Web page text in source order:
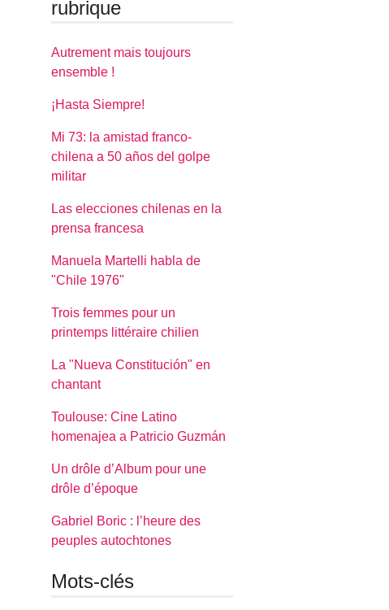
rubrique
Autrement mais toujours
ensemble !
¡Hasta Siempre!
Mi 73: la amistad franco-
chilena a 50 años del golpe
militar
Las elecciones chilenas en la
prensa francesa
Manuela Martelli habla de
"Chile 1976"
Trois femmes pour un
printemps littéraire chilien
La "Nueva Constitución" en
chantant
Toulouse: Cine Latino
homenajea a Patricio Guzmán
Un drôle d’Album pour une
drôle d’époque
Gabriel Boric : l’heure des
peuples autochtones
Mots-clés